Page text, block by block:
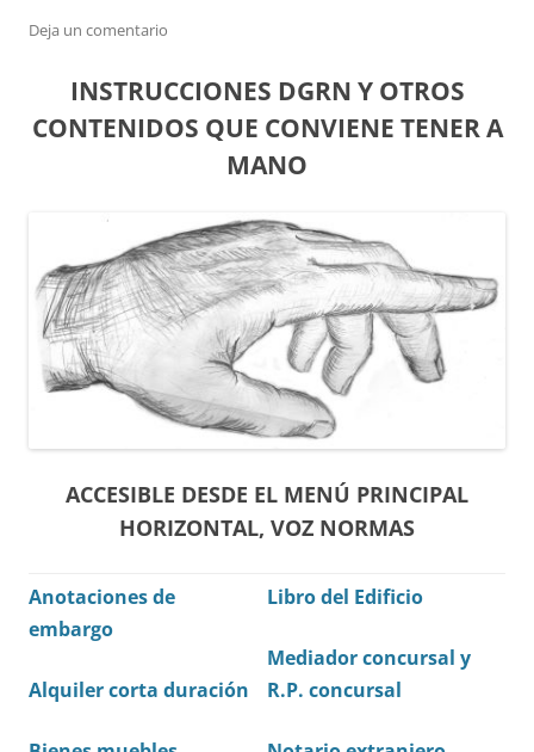
Deja un comentario
INSTRUCCIONES DGRN Y OTROS
CONTENIDOS QUE CONVIENE TENER A
MANO
ACCESIBLE DESDE EL MENÚ PRINCIPAL
HORIZONTAL, VOZ NORMAS
Anotaciones de
embargo
Alquiler corta duración
Libro del Edificio
Mediador concursal y
R.P. concursal